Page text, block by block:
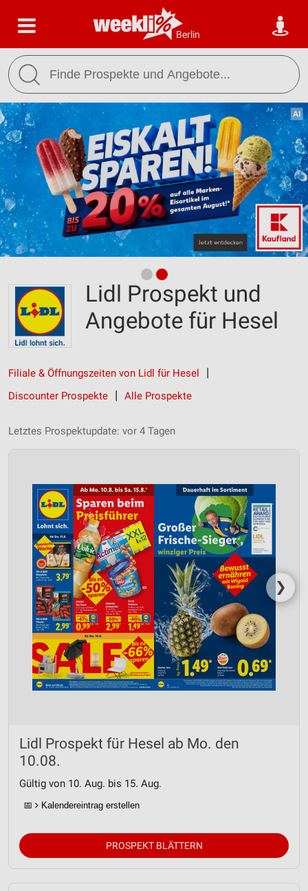
Berlin
Lidl Prospekt und
Angebote für Hesel
Filiale & Öffnungszeiten von Lidl für Hesel
Discounter Prospekte
Alle Prospekte
Letztes Prospektupdate: vor 4 Tagen
❯
Lidl Prospekt für Hesel ab Mo. den
10.08.
Gültig von 10. Aug. bis 15. Aug.
📅 Kalendereintrag erstellen
PROSPEKT BLÄTTERN